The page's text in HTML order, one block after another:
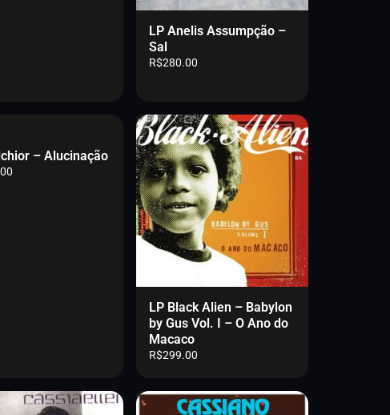
LP Anelis Assumpção –
Sal
R$280.00
– Alucinação
LP Black Alien – Babylon
by Gus Vol. I – O Ano do
Macaco
R$299.00